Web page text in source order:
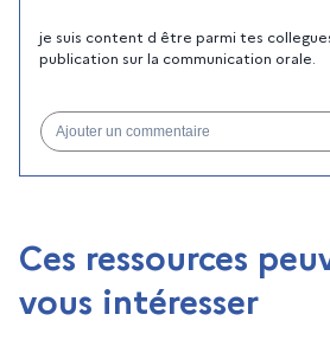
je suis content d être parmi tes
publication sur la communication orale.
Ajouter un commentaire
Ces ressources
vous intéresser